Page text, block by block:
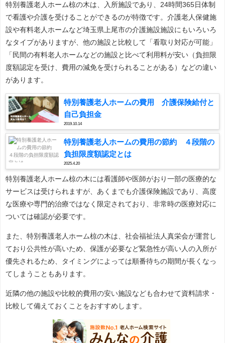
特別養護老人ホーム椋の木は、入所施設であり、24時間365日体制
で看護や介護を受けることができるのが特徴です。介護老人保健施
設や有料老人ホームなど埼玉県上尾市の介護施設施設にもいろいろ
なタイプがありますが、他の施設と比較して「看取り対応が可能」
「民間の有料老人ホームなどの施設と比べて利用料が安い（負担限
度額認定を受け、費用の減免を受けられることがある）などの違い
があります。
特別養護老人ホームの費用 介護保険給付と
自己負担金
2019.10.14
特別養護老人ホームの費用の節約 ４段階の
負担限度額認定とは
2025.4.20
特別養護老人ホーム椋の木には看護師や医師がおり一部の医療的な
サービスは受けられますが、あくまでも介護保険施設であり、高度
な医療や専門的治療ではなく限定されており、非常時の医療対応に
ついては確認が必要です。
また、特別養護老人ホーム椋の木は、社会福祉法人真栄会が運営し
ており公共性が高いため、保護が必要など緊急性が高い人の入所が
優先されるため、タイミングによっては順番待ちの期間が長くなっ
てしまうこともあります。
近隣の他の施設や比較的費用の安い施設なども合わせて資料請求・
比較して備えておくことをおすすめします。